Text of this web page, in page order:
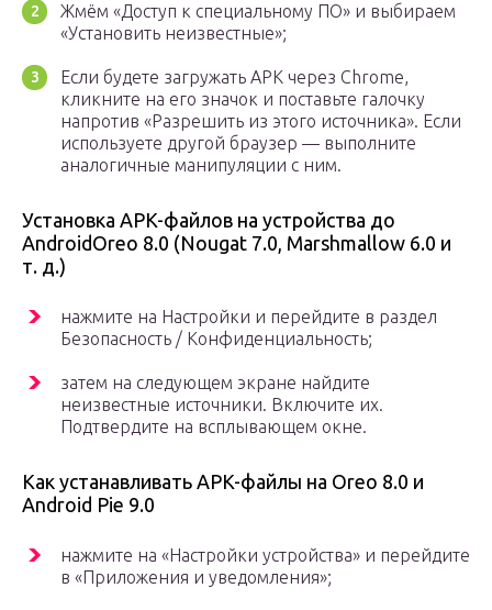
Жмём «Доступ к специальному ПО» и выбираем
«Установить неизвестные»;
Если будете загружать APK через Chrome,
кликните на его значок и поставьте галочку
напротив «Разрешить из этого источника». Если
используете другой браузер — выполните
аналогичные манипуляции с ним.
Установка APK-файлов на устройства до
AndroidOreo 8.0 (Nougat 7.0, Marshmallow 6.0 и
т. д.)
нажмите на Настройки и перейдите в раздел
Безопасность / Конфиденциальность;
затем на следующем экране найдите
неизвестные источники. Включите их.
Подтвердите на всплывающем окне.
Как устанавливать APK-файлы на Oreo 8.0 и
Android Pie 9.0
нажмите на «Настройки устройства» и перейдите
в «Приложения и уведомления»;